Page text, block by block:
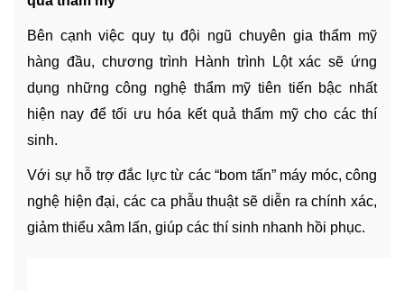
Bên cạnh việc quy tụ đội ngũ chuyên gia thẩm mỹ
hàng đầu, chương trình Hành trình Lột xác sẽ ứng
dụng những công nghệ thẩm mỹ tiên tiến bậc nhất
hiện nay để tối ưu hóa kết quả thẩm mỹ cho các thí
sinh.
Với sự hỗ trợ đắc lực từ các “bom tấn” máy móc, công
nghệ hiện đại, các ca phẫu thuật sẽ diễn ra chính xác,
giảm thiểu xâm lấn, giúp các thí sinh nhanh hồi phục.